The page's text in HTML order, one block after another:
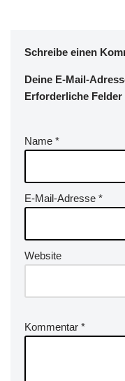
Schreibe einen
Deine E-Mail-
Erforderliche
Name *
E-Mail-Adresse *
Website
Kommentar *